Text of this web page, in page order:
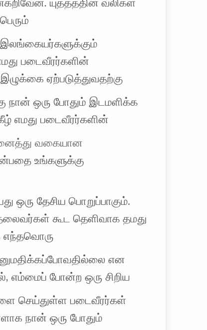
யுத்தத்தின் வலிகள்
படைவீரர்களின்
ஏற்படுத்துவதற்கு
நான் ஒரு போதும் இடமளிக்க
எமது படைவீரர்களின்
வகையான
உங்களுக்கு
ஒரு தேசிய பொறுப்பாகும்.
கூட தெளிவாக தமது
எந்தவொரு
என
எம்மைப் போன்ற ஒரு சிறிய
செய்துள்ள படைவீரர்கள்
நான் ஒரு போதும்